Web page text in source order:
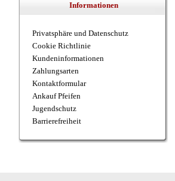
Informationen
Privatsphäre und Datenschutz
Cookie Richtlinie
Kundeninformationen
Zahlungsarten
Kontaktformular
Ankauf Pfeifen
Jugendschutz
Barrierefreiheit